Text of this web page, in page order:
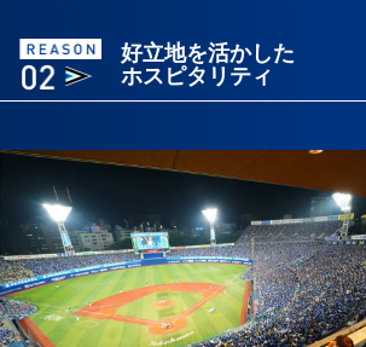
好立地を活かした
ホスピタリティ